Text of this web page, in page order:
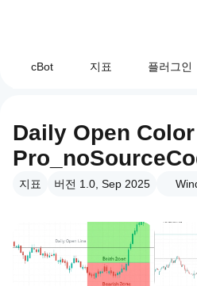
cBot 지표 플러그인
Daily Open
지표 버전 1.0, Sep 2025